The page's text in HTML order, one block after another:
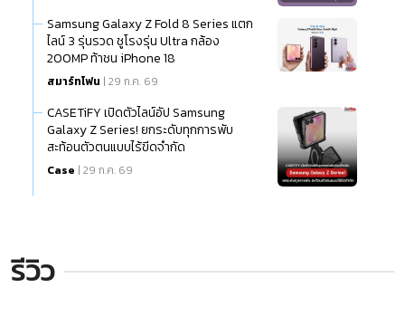
Samsung Galaxy Z Fold 8 Series แตก
ไลน์ 3 รุ่นรวด ชูโรงรุ่น Ultra กล้อง
200MP ท้าชน iPhone 18
สมาร์ทโฟน | 29 ก.ค. 69
CASETiFY เปิดตัวไลน์อัป Samsung
Galaxy Z Series! ยกระดับทุกการพับ
สะท้อนตัวตนแบบไร้ขีดจำกัด
Case | 29 ก.ค. 69
รีวิว